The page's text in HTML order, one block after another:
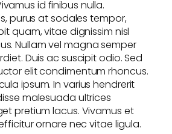
id finibus nulla.
purus at sodales tempor,
quam, vitae dignissim nisl
Nullam vel magna semper
Duis ac suscipit odio. Sed
elit condimentum rhoncus.
ipsum. In varius hendrerit
malesuada ultrices
pretium lacus. Vivamus et
ornare nec vitae ligula.